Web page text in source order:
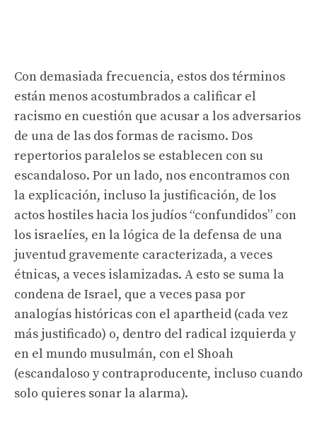
Con demasiada frecuencia, estos dos términos
están menos acostumbrados a calificar el
racismo en cuestión que acusar a los adversarios
de una de las dos formas de racismo. Dos
repertorios paralelos se establecen con su
escandaloso. Por un lado, nos encontramos con
la explicación, incluso la justificación, de los
actos hostiles hacia los judíos “confundidos” con
los israelíes, en la lógica de la defensa de una
juventud gravemente caracterizada, a veces
étnicas, a veces islamizadas. A esto se suma la
condena de Israel, que a veces pasa por
analogías históricas con el apartheid (cada vez
más justificado) o, dentro del radical izquierda y
en el mundo musulmán, con el Shoah
(escandaloso y contraproducente, incluso cuando
solo quieres sonar la alarma).